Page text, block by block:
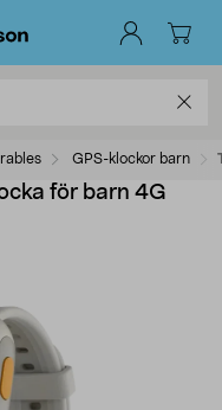
GPS-klockor barn
för barn 4G